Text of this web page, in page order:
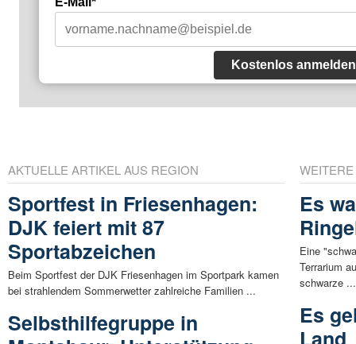
Kostenlos anmelden
AKTUELLE ARTIKEL AUS REGION
Sportfest in Friesenhagen:
DJK feiert mit 87
Sportabzeichen
Beim Sportfest der DJK Friesenhagen im Sportpark kamen
bei strahlendem Sommerwetter zahlreiche Familien ...
Selbsthilfegruppe in
Es
Eine
Terrarium
schwarze ...
Es